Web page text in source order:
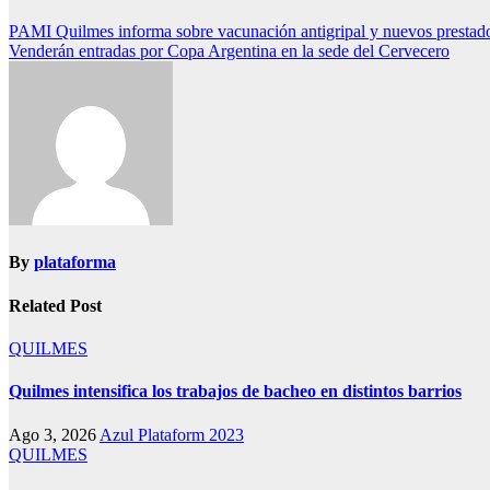
PAMI Quilmes informa sobre vacunación antigripal y nuevos
Venderán entradas por Copa Argentina en la sede del Cervecero
By plataforma
Related Post
QUILMES
Quilmes intensifica los trabajos de bacheo en distintos barrios
Ago 3, 2026 Azul Plataform 2023
QUILMES